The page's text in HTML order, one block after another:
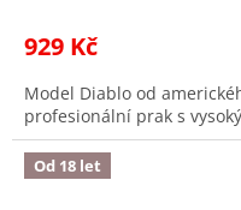
929 Kč
Model Diablo od
profesionální prak s
Od 18 let